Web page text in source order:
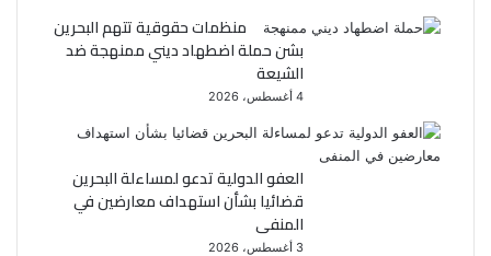
منظمات حقوقية تتهم البحرين
بشن حملة اضطهاد ديني ممنهجة ضد
الشيعة
4 أغسطس، 2026
العفو الدولية تدعو لمساءلة البحرين
قضائيا بشأن استهداف معارضين في
المنفى
3 أغسطس، 2026